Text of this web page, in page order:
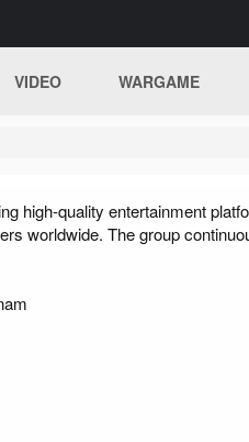
VIDEO WARGAME
high-quality entertainment
worldwide. The group